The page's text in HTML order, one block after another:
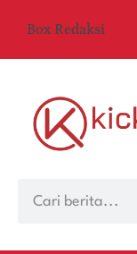
Box Redaksi